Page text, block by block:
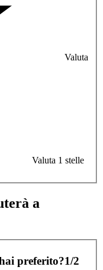
Valuta
Valuta 1 stelle
a
preferito?1/2